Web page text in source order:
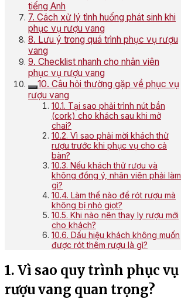
tiếng Anh
7. Cách xử lý tình huống phát sinh khi
phục vụ rượu vang
8. Lưu ý trong quá trình phục vụ rượu
vang
9. Checklist nhanh cho nhân viên
phục vụ rượu vang
10. Câu hỏi thường gặp về phục vụ
rượu vang
10.1. Tại sao phải trình nút bần
(cork) cho khách sau khi mở
chai?
10.2. Vì sao phải mời khách thử
rượu trước khi phục vụ cho cả
bàn?
10.3. Nếu khách thử rượu và
không đồng ý, nhân viên phải làm
gì?
10.4. Làm thế nào để rót rượu mà
không bị nhỏ giọt?
10.5. Khi nào nên thay ly rượu mới
cho khách?
10.6. Dấu hiệu khách không muốn
được rót thêm rượu là gì?
1. Vì sao quy trình phục vụ
rượu vang quan trọng?